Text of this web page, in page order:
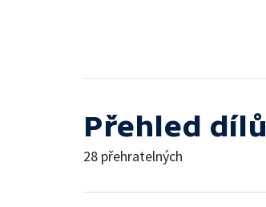
Přehled dílů
28 přehratelných